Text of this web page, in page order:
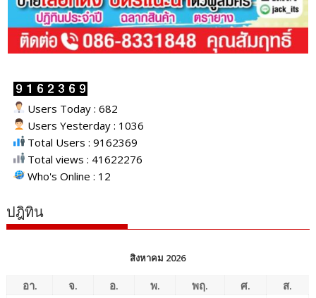
Users Today : 682
Users Yesterday : 1036
Total Users : 9162369
Total views : 41622276
Who's Online : 12
ปฎิทิน
สิงหาคม 2026
อา. จ. อ. พ. พฤ. ศ.
ส.